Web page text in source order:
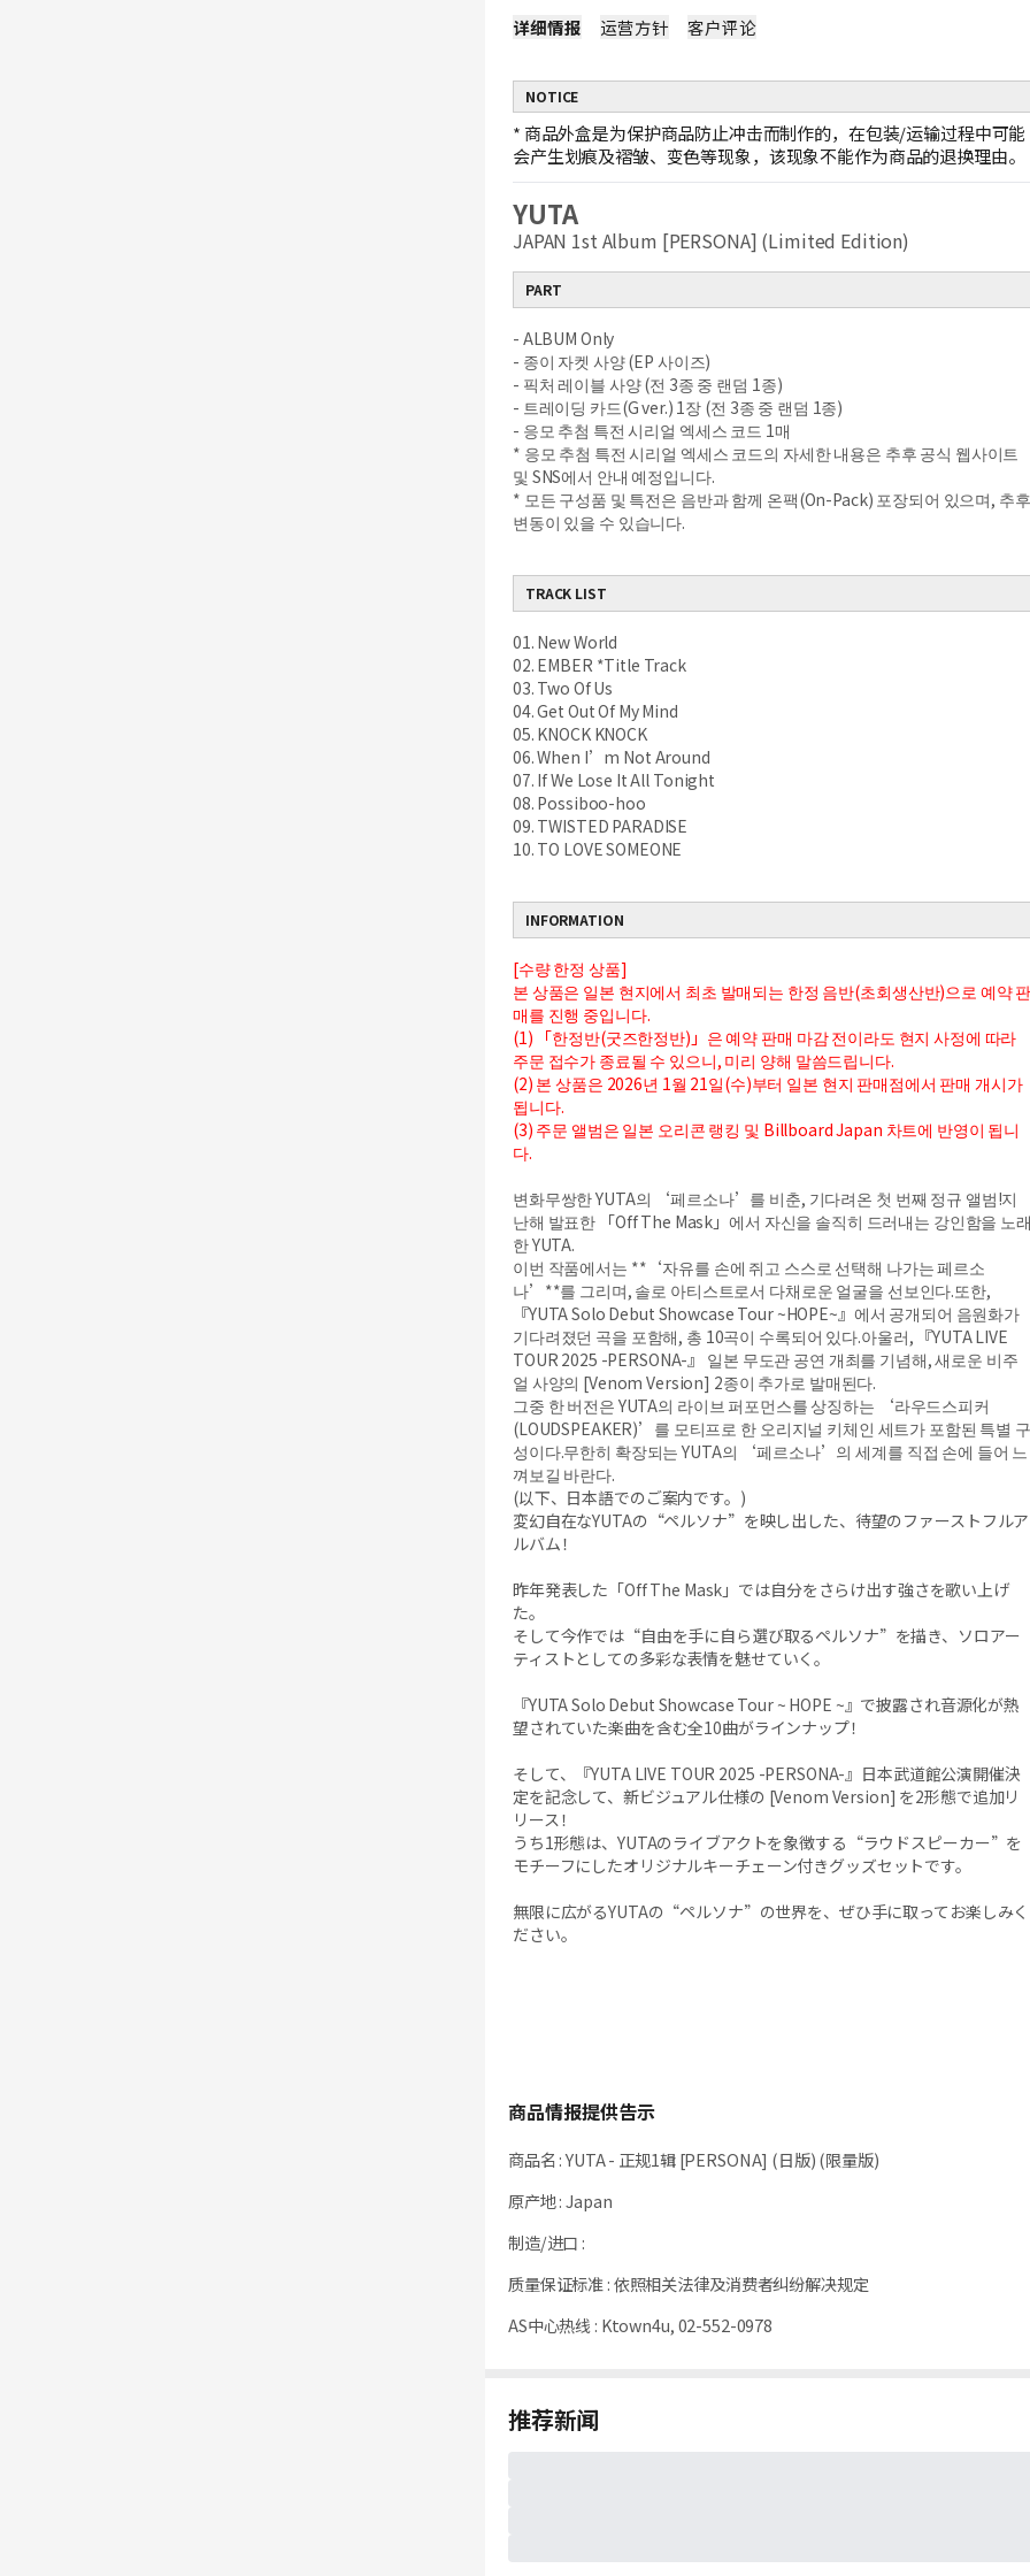
详细情报 运营方针 客户评论
NOTICE
* 商品外盒是为保护商品防止冲击而制作的，在包装/运输过程中可能
会产生划痕及褶皱、变色等现象，该现象不能作为商品的退换理由。
YUTA
JAPAN 1st Album [PERSONA] (Limited Edition)
PART
- ALBUM Only
- 종이 자켓 사양 (EP 사이즈)
- 픽처 레이블 사양 (전 3종 중 랜덤 1종)
- 트레이딩 카드(G ver.) 1장 (전 3종 중 랜덤 1종)
- 응모 추첨 특전 시리얼 엑세스 코드 1매
* 응모 추첨 특전 시리얼 엑세스 코드의 자세한 내용은 추후 공식 웹사이트
및 SNS에서 안내 예정입니다.
* 모든 구성품 및 특전은 음반과 함께 온팩(On-Pack) 포장되어 있으며, 추후
변동이 있을 수 있습니다.
TRACK LIST
01. New World
02. EMBER *Title Track
03. Two Of Us
04. Get Out Of My Mind
05. KNOCK KNOCK
06. When I’m Not Around
07. If We Lose It All Tonight
08. Possiboo-hoo
09. TWISTED PARADISE
10. TO LOVE SOMEONE
INFORMATION
[수량 한정 상품]
본 상품은 일본 현지에서 최초 발매되는 한정 음반(초회생산반)으로 예약
매를 진행 중입니다.
(1) 「한정반(굿즈한정반)」은 예약 판매 마감 전이라도 현지 사정에 따라
주문 접수가 종료될 수 있으니, 미리 양해 말씀드립니다.
(2) 본 상품은 2026년 1월 21일(수)부터 일본 현지 판매점에서 판매 개시가
됩니다.
(3) 주문 앨범은 일본 오리콘 랭킹 및 Billboard Japan 차트에 반영이 됩니
다.
변화무쌍한 YUTA의 ‘페르소나’를 비춘, 기다려온 첫 번째 정규 앨범!지
난해 발표한 「Off The Mask」에서 자신을 솔직히 드러내는 강인함을 노
한 YUTA.
이번 작품에서는 **‘자유를 손에 쥐고 스스로 선택해 나가는 페르소
나’**를 그리며, 솔로 아티스트로서 다채로운 얼굴을 선보인다.또한,
『YUTA Solo Debut Showcase Tour ~HOPE~』에서 공개되어 음원화가
기다려졌던 곡을 포함해, 총 10곡이 수록되어 있다.아울러, 『YUTA LIVE
TOUR 2025 -PERSONA-』 일본 무도관 공연 개최를 기념해, 새로운 비주
얼 사양의 [Venom Version] 2종이 추가로 발매된다.
그중 한 버전은 YUTA의 라이브 퍼포먼스를 상징하는 ‘라우드스피커
(LOUDSPEAKER)’를 모티프로 한 오리지널 키체인 세트가 포함된 특별 구
성이다.무한히 확장되는 YUTA의 ‘페르소나’의 세계를 직접 손에 들어 느
껴보길 바란다.
(以下、日本語でのご案内です。)
変幻自在なYUTAの“ペルソナ”を映し出した、待望のファーストフルア
ルバム！
昨年発表した「Off The Mask」では自分をさらけ出す強さを歌い上げ
た。
そして今作では“自由を手に自ら選び取るペルソナ”を描き、ソロアー
ティストとしての多彩な表情を魅せていく。
『YUTA Solo Debut Showcase Tour ~ HOPE ~』で披露され音源化が熱
望されていた楽曲を含む全10曲がラインナップ！
そして、『YUTA LIVE TOUR 2025 -PERSONA-』日本武道館公演開催決
定を記念して、新ビジュアル仕様の [Venom Version] を2形態で追加リ
リース！
うち1形態は、YUTAのライブアクトを象徴する“ラウドスピーカー”を
モチーフにしたオリジナルキーチェーン付きグッズセットです。
無限に広がるYUTAの“ペルソナ”の世界を、ぜひ手に取ってお楽しみく
ださい。
商品情报提供告示
商品名:YUTA - 正规1辑 [PERSONA] (日版) (限量版)
原产地:Japan
制造/进口 :
质量保证标准 :依照相关法律及消费者纠纷解决规定
AS中心热线 : Ktown4u, 02-552-0978
推荐新闻